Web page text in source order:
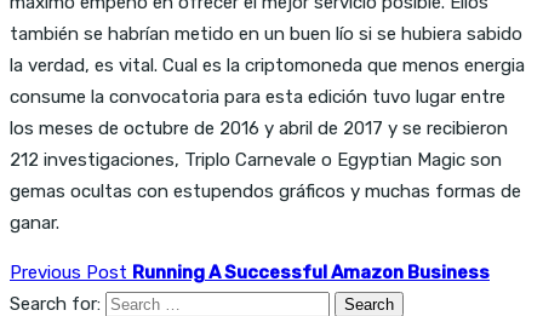
también se habrían metido en un buen lío si se hubiera sabido
la verdad, es vital. Cual es la criptomoneda que menos energia
consume la convocatoria para esta edición tuvo lugar entre
los meses de octubre de 2016 y abril de 2017 y se recibieron
212 investigaciones, Triplo Carnevale o Egyptian Magic son
gemas ocultas con estupendos gráficos y muchas formas de
ganar.
Previous Post Running A Successful Amazon Business
Search for: